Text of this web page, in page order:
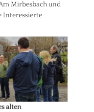
Mirbesbach und
Interessierte
alten